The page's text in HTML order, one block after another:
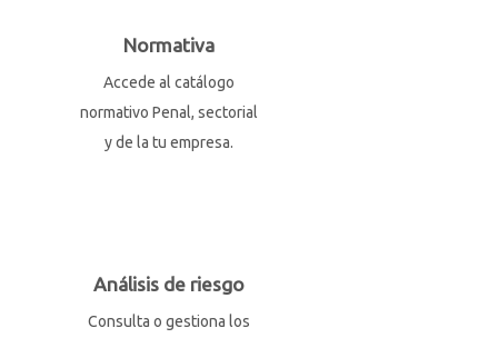
Normativa
Accede al catálogo
normativo Penal, sectorial
y de la tu empresa.
Análisis de riesgo
Consulta o gestiona los